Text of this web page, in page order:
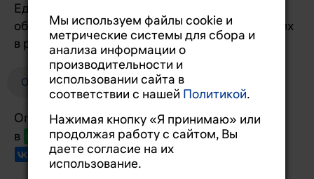
Единая линия для всех клиентов. Принимаем
обращения 24/7 и оперативно отвечаем на них
в рабочие дни с 09:00 до 18:00.
Обращение в Brixo
Оперативно отвечаем
в
Вотсапе, Телеграме, Максе
Sakura, NiBK
Мы используем файлы cookie и
метрические системы для сбора и
анализа информации о
производительности и
использовании сайта в
соответствии с нашей Политикой.
Нажимая кнопку «Я принимаю» или
продолжая работу с сайтом, Вы
даете согласие на их
использование.